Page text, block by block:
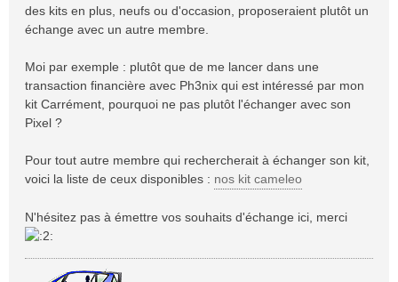
g
des kits en plus, neufs ou d'occasion, proposeraient plutôt un
échange avec un autre membre.
Moi par exemple : plutôt que de me lancer dans une
transaction financière avec Ph3nix qui est intéressé par mon
kit Carrément, pourquoi ne pas plutôt l'échanger avec son
Pixel ?
Pour tout autre membre qui rechercherait à échanger son kit,
voici la liste de ceux disponibles : nos kit cameleo
N'hésitez pas à émettre vos souhaits d'échange ici, merci